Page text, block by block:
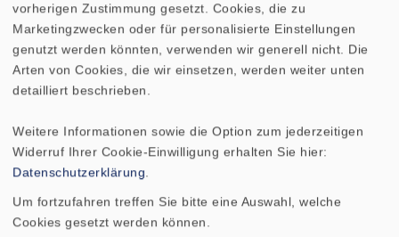
FONTANA
FONTANELLA SAT
MINI SUB 170
MB 115/B
vorherigen Zustimmung gesetzt. Cookies, die zu
Marketingzwecken oder für personalisierte Einstellungen
genutzt werden könnten, verwenden wir generell nicht. Die
Arten von Cookies, die wir einsetzen, werden weiter unten
detailliert beschrieben.
Weitere Informationen sowie die Option zum jederzeitigen
Widerruf Ihrer Cookie-Einwilligung erhalten Sie hier:
Datenschutzerklärung.
Um fortzufahren treffen Sie bitte eine Auswahl, welche
Cookies gesetzt werden können.